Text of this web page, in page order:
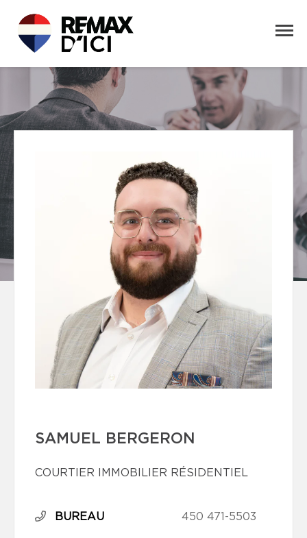
SAMUEL BERGERON
COURTIER IMMOBILIER RÉSIDENTIEL
BUREAU 450 471-5503